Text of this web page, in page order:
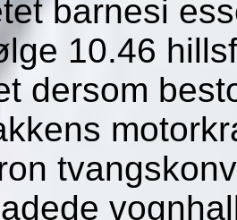
barnesi
10.46
dersom